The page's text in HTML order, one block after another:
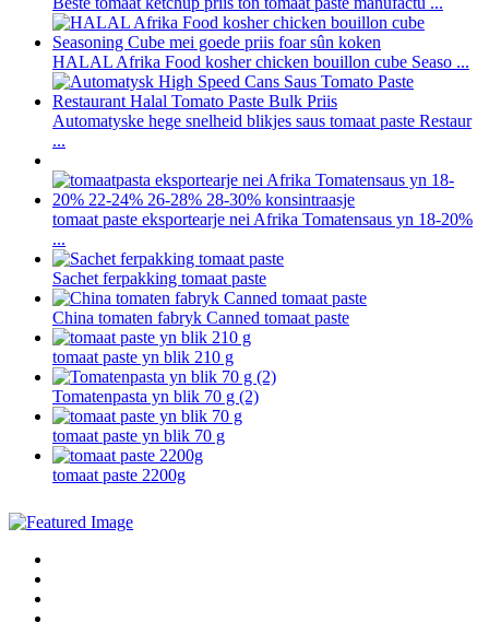
HALAL Afrika Food kosher chicken bouillon cube Seaso ...
Automatyske hege snelheid blikjes saus tomaat paste Restaur
...
tomaat paste eksportearje nei Afrika Tomatensaus yn 18-20%
...
Sachet ferpakking tomaat paste
China tomaten fabryk Canned tomaat paste
tomaat paste yn blik 210 g
Tomatenpasta yn blik 70 g (2)
tomaat paste yn blik 70 g
tomaat paste 2200g